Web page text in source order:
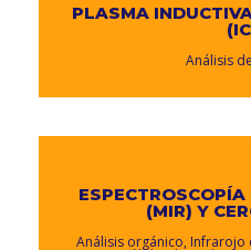
PLASMA
Análisis
(MIR) Y
Análisis orgánico, Infrarojo